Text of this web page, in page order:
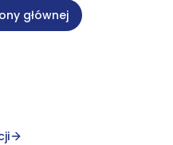
głównej